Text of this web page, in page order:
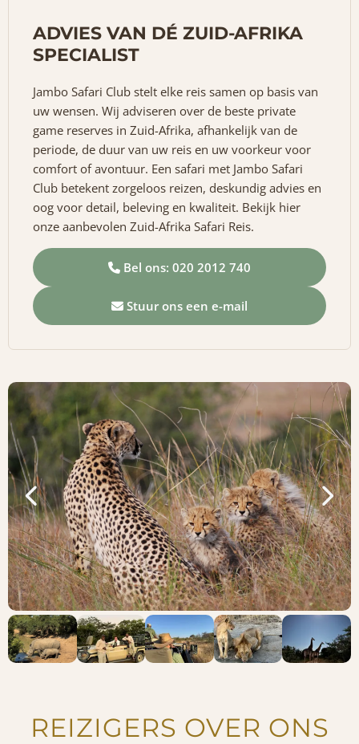
ADVIES VAN DÉ ZUID-AFRIKA
SPECIALIST
Jambo Safari Club stelt elke reis samen op basis van
uw wensen. Wij adviseren over de beste private
game reserves in Zuid-Afrika, afhankelijk van de
periode, de duur van uw reis en uw voorkeur voor
comfort of avontuur. Een safari met Jambo Safari
Club betekent zorgeloos reizen, deskundig advies en
oog voor detail, beleving en kwaliteit. Bekijk hier
onze aanbevolen Zuid-Afrika Safari Reis.
Bel ons: 020 2012 740
Stuur ons een e-mail
REIZIGERS OVER ONS